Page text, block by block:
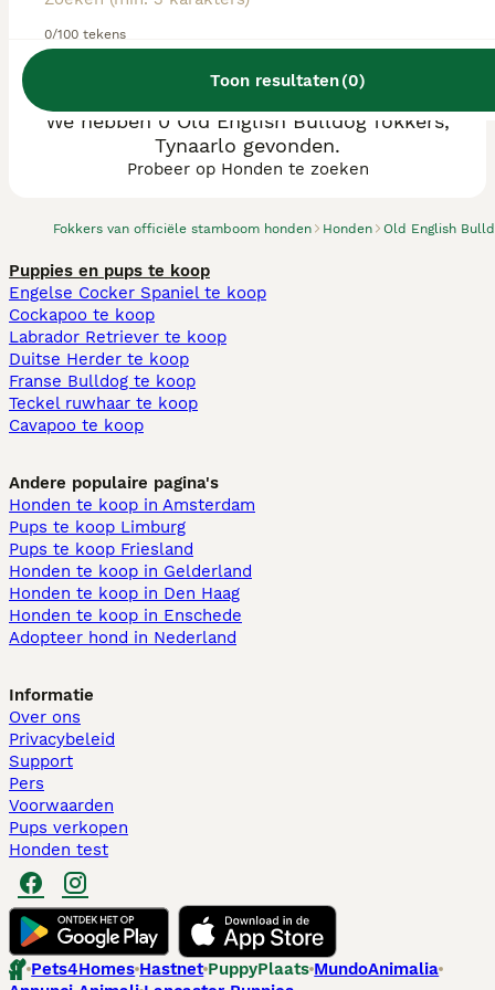
0/100 tekens
Toon resultaten(0)
Fokkers van officiële stamboom honden Honden Old English
We hebben 0 Old English Bulldog fokkers,
Tynaarlo gevonden.
Probeer op Honden te zoeken
Puppies en pups te koop
Engelse Cocker Spaniel te koop
Cockapoo te koop
Labrador Retriever te koop
Duitse Herder te koop
Franse Bulldog te koop
Teckel ruwhaar te koop
Cavapoo te koop
Andere populaire pagina's
Honden te koop in Amsterdam
Pups te koop Limburg​
Pups te koop Friesland​
Honden te koop in Gelderland
Honden te koop in Den Haag
Honden te koop in Enschede
Adopteer hond in Nederland
Informatie
Over ons
Privacybeleid
Support
Pers
Voorwaarden
Pups verkopen
Honden test
Pets4Homes Hastnet PuppyPlaats MundoAnimalia